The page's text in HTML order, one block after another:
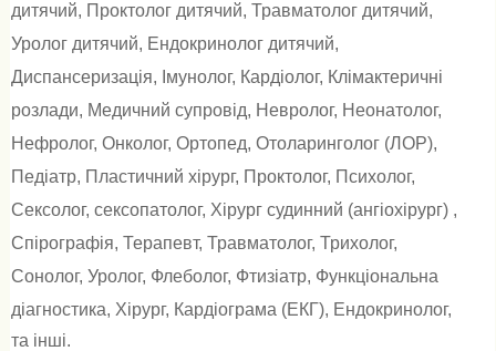
дитячий, Проктолог дитячий, Травматолог дитячий,
Уролог дитячий, Ендокринолог дитячий,
Диспансеризація, Імунолог, Кардіолог, Клімактеричні
розлади, Медичний супровід, Невролог, Неонатолог,
Нефролог, Онколог, Ортопед, Отоларинголог (ЛОР),
Педіатр, Пластичний хірург, Проктолог, Психолог,
Сексолог, сексопатолог, Хірург судинний (ангіохірург) ,
Спірографія, Терапевт, Травматолог, Трихолог,
Сонолог, Уролог, Флеболог, Фтизіатр, Функціональна
діагностика, Хірург, Кардіограма (ЕКГ), Ендокринолог,
та інші.